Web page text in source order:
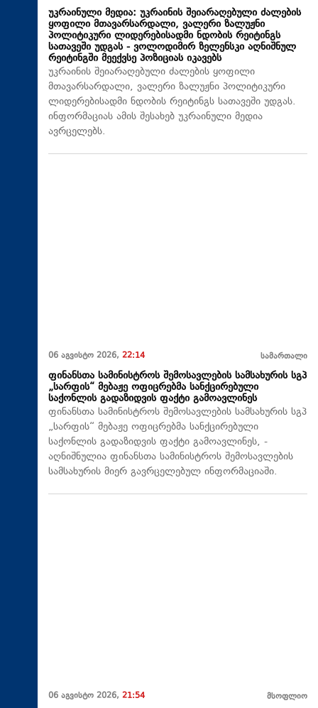
უკრაინული მედია: უკრაინის შეიარაღებული ძალების
ყოფილი მთავარსარდალი, ვალერი ზალუჟნი
პოლიტიკური ლიდერებისადმი ნდობის რეიტინგს
სათავეში უდგას - ვოლოდიმირ ზელენსკი აღნიშნულ
რეიტინგში მეექვსე პოზიციას იკავებს
უკრაინის შეიარაღებული ძალების ყოფილი
მთავარსარდალი, ვალერი ზალუჟნი პოლიტიკური
ლიდერებისადმი ნდობის რეიტინგს სათავეში უდგას.
ინფორმაციას ამის შესახებ უკრაინული მედია
ავრცელებს.
06 აგვისტო 2026, 22:14 სამართალი
ფინანსთა სამინისტროს შემოსავლების სამსახურის სგპ
„სარფის“ მებაჟე ოფიცრებმა სანქცირებული
საქონლის გადაზიდვის ფაქტი გამოავლინეს
ფინანსთა სამინისტროს შემოსავლების სამსახურის სგპ
„სარფის“ მებაჟე ოფიცრებმა სანქცირებული
საქონლის გადაზიდვის ფაქტი გამოავლინეს, -
აღნიშნულია ფინანსთა სამინისტროს შემოსავლების
სამსახურის მიერ გავრცელებულ ინფორმაციაში.
06 აგვისტო 2026, 21:54 მსოფლიო